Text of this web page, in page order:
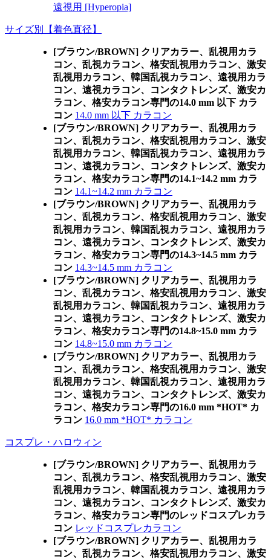
遠視用 [Hyperopia]
サイズ別【着色直径】
[ブラウン/BROWN] クリアカラー、乱視用カラ
コン、乱視カラコン、格安乱視用カラコン、激安
乱視用カラコン、韓国乱視カラコン、遠視用カラ
コン、遠視カラコン、コンタクトレンズ、激安カ
ラコン、格安カラコン専門の14.0 mm 以下 カラ
コン 14.0 mm 以下 カラコン
[ブラウン/BROWN] クリアカラー、乱視用カラ
コン、乱視カラコン、格安乱視用カラコン、激安
乱視用カラコン、韓国乱視カラコン、遠視用カラ
コン、遠視カラコン、コンタクトレンズ、激安カ
ラコン、格安カラコン専門の14.1~14.2 mm カラ
コン 14.1~14.2 mm カラコン
[ブラウン/BROWN] クリアカラー、乱視用カラ
コン、乱視カラコン、格安乱視用カラコン、激安
乱視用カラコン、韓国乱視カラコン、遠視用カラ
コン、遠視カラコン、コンタクトレンズ、激安カ
ラコン、格安カラコン専門の14.3~14.5 mm カラ
コン 14.3~14.5 mm カラコン
[ブラウン/BROWN] クリアカラー、乱視用カラ
コン、乱視カラコン、格安乱視用カラコン、激安
乱視用カラコン、韓国乱視カラコン、遠視用カラ
コン、遠視カラコン、コンタクトレンズ、激安カ
ラコン、格安カラコン専門の14.8~15.0 mm カラ
コン 14.8~15.0 mm カラコン
[ブラウン/BROWN] クリアカラー、乱視用カラ
コン、乱視カラコン、格安乱視用カラコン、激安
乱視用カラコン、韓国乱視カラコン、遠視用カラ
コン、遠視カラコン、コンタクトレンズ、激安カ
ラコン、格安カラコン専門の16.0 mm *HOT* カ
ラコン 16.0 mm *HOT* カラコン
コスプレ・ハロウィン
[ブラウン/BROWN] クリアカラー、乱視用カラ
コン、乱視カラコン、格安乱視用カラコン、激安
乱視用カラコン、韓国乱視カラコン、遠視用カラ
コン、遠視カラコン、コンタクトレンズ、激安カ
ラコン、格安カラコン専門のレッドコスプレカラ
コン レッドコスプレカラコン
[ブラウン/BROWN] クリアカラー、乱視用カラ
コン、乱視カラコン、格安乱視用カラコン、激安